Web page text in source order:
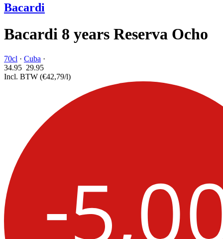
Bacardi
Bacardi 8 years Reserva Ocho
70cl · Cuba ·
34.95 29.95
Incl. BTW (€42,79/l)